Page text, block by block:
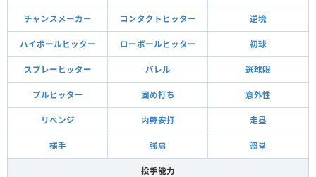
チャンスメーカー コンタクトヒッター 逆境
ハイボールヒッター ローボールヒッター 初球
スプレーヒッター バレル 選球眼
プルヒッター 固め打ち 意外性
リベンジ 内野安打 走塁
捕手 強肩 盗塁
投手能力